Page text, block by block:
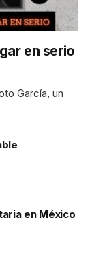
en serio
García, un
en México